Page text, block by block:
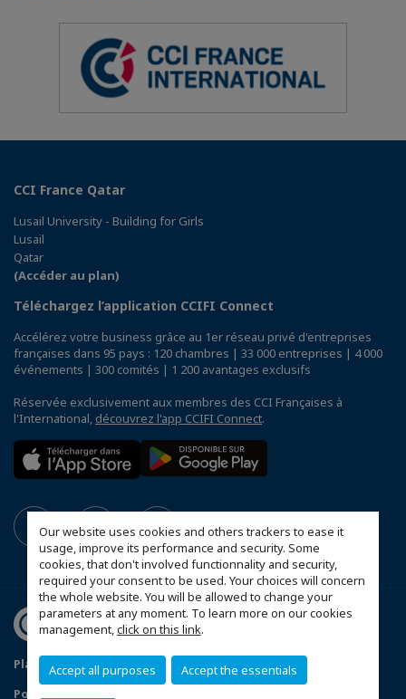
Our website uses cookies and others trackers to ease it
usage, improve its performance and security. Some
cookies, that don't involved functionnality and security,
required your consent to be used. Your choices will concern
the whole website. You will be allowed to change your
parameters at any moment. To learn more on our cookies
management,click on this link.
Accept all purposes Accept the essentials
CCI France Qatar
Lusail University - Building for Girls
Lusail
Qatar
(Accéder au plan)
Téléchargez l’application CCIFI Connect
Accélérez votre business grâce au 1er réseau privé d'entreprises
françaises dans 95 pays : 120 chambres | 33 000 entreprises | 4 000
événements | 300 comités | 1 200 avantages exclusifs
Réservée exclusivement aux membres des CCI Françaises à
l'International, découvrez l'app CCIFI Connect.
Plan du site
Mentions légales
Politique de confidentialité